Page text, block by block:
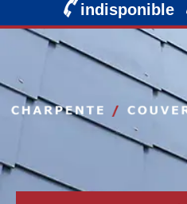
indisponible